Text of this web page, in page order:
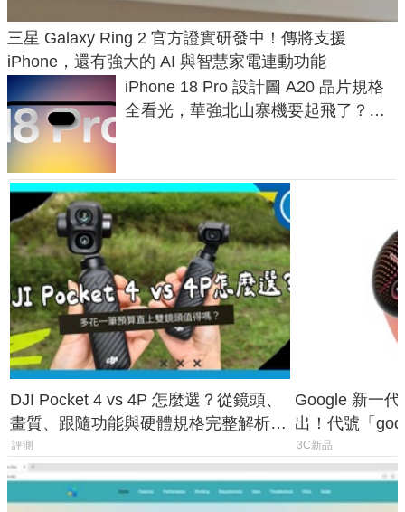
三星 Galaxy Ring 2 官方證實研發中！傳將支援
iPhone，還有強大的 AI 與智慧家電連動功能
iPhone 18 Pro 設計圖 A20 晶片規格
全看光，華強北山寨機要起飛了？專
DJI Pocket 4 vs 4P 怎麼選？從鏡頭、
畫質、跟隨功能與硬體規格完整解析，
一次看懂兩台差異
評測
Google 新一
出！代號「
鎖定 AI 應用
3C新品